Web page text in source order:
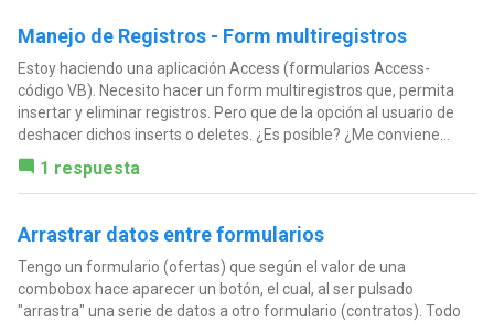
Manejo de Registros - Form multiregistros
Estoy haciendo una aplicación Access (formularios Access-
código VB). Necesito hacer un form multiregistros que, permita
insertar y eliminar registros. Pero que de la opción al usuario de
deshacer dichos inserts o deletes. ¿Es posible? ¿Me conviene...
1 respuesta
Arrastrar datos entre formularios
Tengo un formulario (ofertas) que según el valor de una
combobox hace aparecer un botón, el cual, al ser pulsado
"arrastra" una serie de datos a otro formulario (contratos). Todo